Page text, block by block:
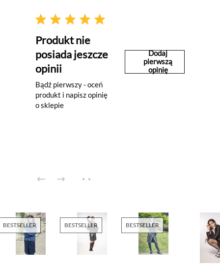
Produkt nie
posiada jeszcze
opinii
Bądź pierwszy - oceń
produkt i napisz opinię
o sklepie
Dodaj
pierwszą
opinię
BESTSELLER BESTSELLER BESTSELLER